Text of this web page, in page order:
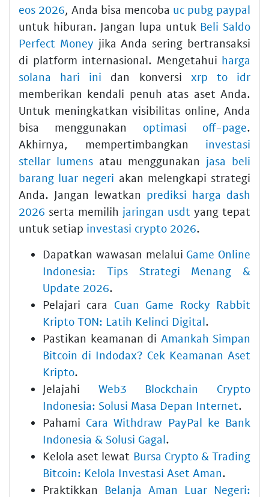
eos 2026, Anda bisa mencoba uc pubg paypal
untuk hiburan. Jangan lupa untuk Beli Saldo
Perfect Money jika Anda sering bertransaksi
di platform internasional. Mengetahui harga
solana hari ini dan konversi xrp to idr
memberikan kendali penuh atas aset Anda.
Untuk meningkatkan visibilitas online, Anda
bisa menggunakan optimasi off-page.
Akhirnya, mempertimbangkan investasi
stellar lumensatau menggunakan jasa beli
barang luar negeri akan melengkapi strategi
Anda. Jangan lewatkan prediksi harga dash
2026 serta memilih jaringan usdt yang tepat
untuk setiap investasi crypto 2026.
Dapatkan wawasan melalui Game Online
Indonesia: Tips Strategi Menang &
Update 2026.
Pelajari cara Cuan Game Rocky Rabbit
Kripto TON: Latih Kelinci Digital.
Pastikan keamanan di Amankah Simpan
Bitcoin di Indodax? Cek Keamanan Aset
Kripto.
Jelajahi Web3 Blockchain Crypto
Indonesia: Solusi Masa Depan Internet.
Pahami Cara Withdraw PayPal ke Bank
Indonesia & Solusi Gagal.
Kelola aset lewat Bursa Crypto & Trading
Bitcoin: Kelola Investasi Aset Aman.
Praktikkan Belanja Aman Luar Negeri: